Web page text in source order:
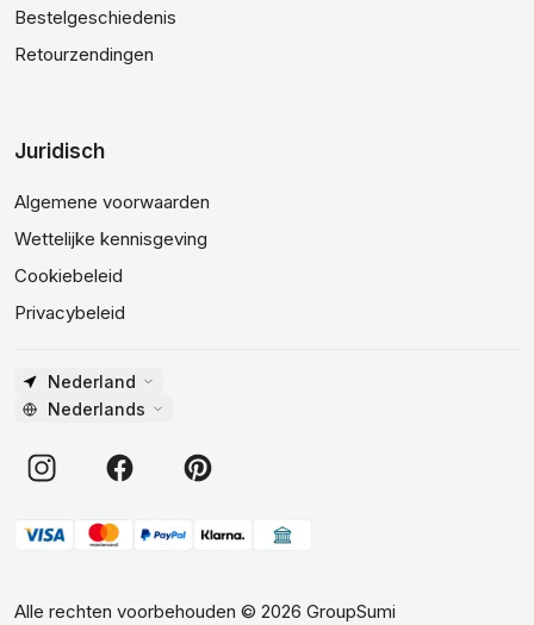
Bestelgeschiedenis
Retourzendingen
Juridisch
Algemene voorwaarden
Wettelijke kennisgeving
Cookiebeleid
Privacybeleid
Nederland
Nederlands
Alle rechten voorbehouden © 2026 GroupSumi